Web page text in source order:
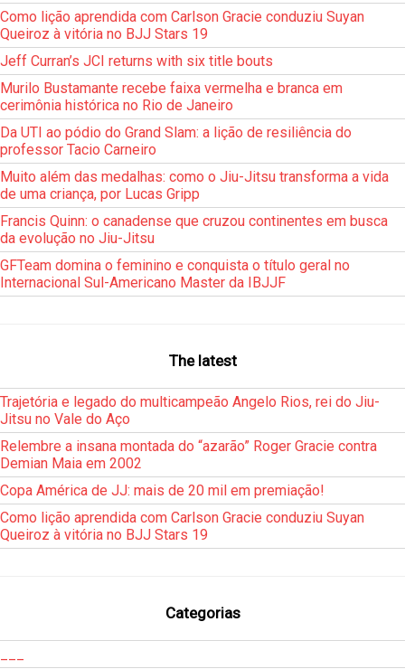
Como lição aprendida com Carlson Gracie conduziu Suyan
Queiroz à vitória no BJJ Stars 19
Jeff Curran’s JCI returns with six title bouts
Murilo Bustamante recebe faixa vermelha e branca em
cerimônia histórica no Rio de Janeiro
Da UTI ao pódio do Grand Slam: a lição de resiliência do
professor Tacio Carneiro
Muito além das medalhas: como o Jiu-Jitsu transforma a vida
de uma criança, por Lucas Gripp
Francis Quinn: o canadense que cruzou continentes em busca
da evolução no Jiu-Jitsu
GFTeam domina o feminino e conquista o título geral no
Internacional Sul-Americano Master da IBJJF
The latest
Trajetória e legado do multicampeão Angelo Rios, rei do Jiu-
Jitsu no Vale do Aço
Relembre a insana montada do “azarão” Roger Gracie contra
Demian Maia em 2002
Copa América de JJ: mais de 20 mil em premiação!
Como lição aprendida com Carlson Gracie conduziu Suyan
Queiroz à vitória no BJJ Stars 19
Categorias